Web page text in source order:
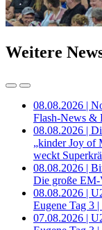
Weitere
08.08.2026 |
Flash-News &
08.08.2026 |
„kinder Joy of
weckt
08.08.2026 |
Die große EM-
08.08.2026 |
Eugene Tag 3
07.08.2026 |